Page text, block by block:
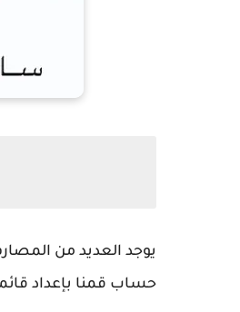
يوجد العديد من
حساب قمنا بإعداد قائمة تضم